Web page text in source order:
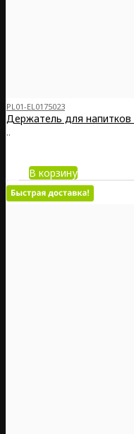
PL01-EL0175023
Держатель для напитков
..
В корзину